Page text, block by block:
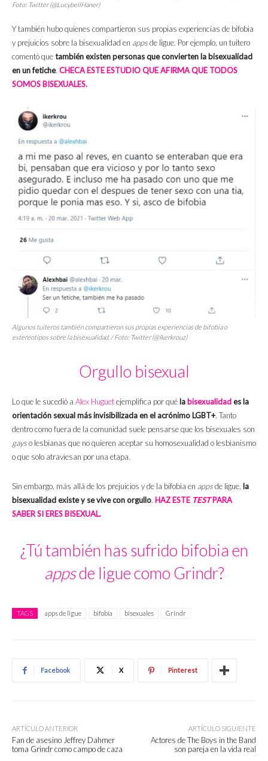
Foto: Twitter (@LucybellHaner)
Y también hubo quienes compartieron sus propias experiencias de bifobia
y prejuicios sobre la bisexualidad en appsde ligue. Por ejemplo, un tuitero
comentó quetambién existen personas que convierten la bisexualidad
en un fetiche. CHECA ESTE ESTUDIO QUE AFIRMA QUE TODOS
SOMOS BISEXUALES.
Algunos tuiteros también compartieron sus propias experiencias de bifobia o
estereotipos sobre la bisexualidad. / Foto: Twitter (@Ikerkrouz)
Orgullo bisexual
Lo que le sucedió a Alex Huguetejemplifica por qué la bisexualidades la
orientación sexual más invisibilizada en el acrónimo LGBT+. Tanto
dentro como fuera de la comunidad suele pensarse que los bisexuales son
gayso lesbianas que no quieren aceptar su homosexualidad o lesbianismo
o que solo atraviesan por una etapa.
Sin embargo, más allá de los prejuicios y de la bifobia en appsde ligue, la
bisexualidad existe y se vive con orgullo. HAZ ESTE TESTPARA
SABER SI ERES BISEXUAL.
¿Tú también has sufrido bifobia en
appsde ligue como Grindr?
TAGS apps de ligue bifobia bisexuales Grindr
Facebook X Pinterest
ARTÍCULO ANTERIOR
Fan de asesino Jeffrey Dahmer
toma Grindr como campo de caza
ARTÍCULO SIGUIENTE
Actores de The Boys in the Band
son pareja en la vida real